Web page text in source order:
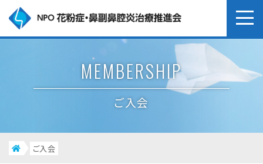
MEMBERSHIP
ご入会
ご入会